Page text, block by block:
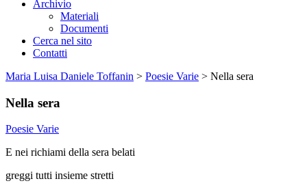
Archivio
Materiali
Documenti
Cerca nel sito
Contatti
Maria Luisa Daniele Toffanin > Poesie Varie > Nella sera
Nella sera
Poesie Varie
E nei richiami della sera belati
greggi tutti insieme stretti